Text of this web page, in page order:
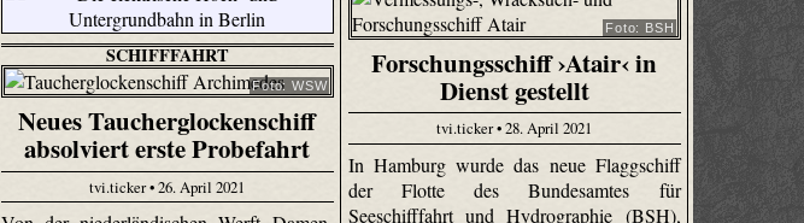
SCHIFFFAHRT
Foto: WSW
Neues Taucherglockenschiff
absolviert erste Probefahrt
tvi.ticker • 26. April 2021
Foto: BSH
Forschungsschiff ›Atair‹ in
Dienst gestellt
tvi.ticker • 28. April 2021
In Hamburg wurde das neue Flaggschiff
der Flotte des Bundesamtes für
Seeschifffahrt und Hydrographie (BSH),